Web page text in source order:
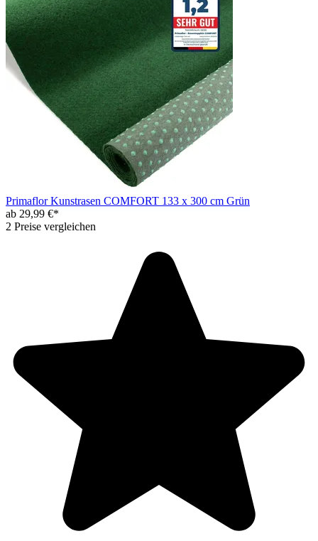
Primaflor Kunstrasen COMFORT 133 x 300 cm Grün
ab 29,99 €*
2 Preise vergleichen